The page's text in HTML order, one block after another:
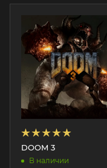
DOOM 3
В наличии